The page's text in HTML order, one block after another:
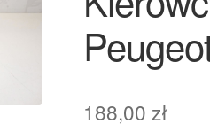
188,00 zł